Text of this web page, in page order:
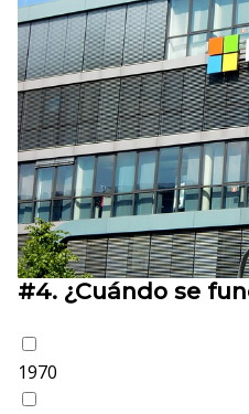
#4. ¿Cuándo se
1970